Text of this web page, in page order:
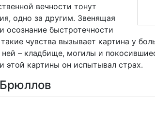
вечности тонут
одно за другим. Звенящая
осознание быстротечности
чувства вызывает картина у
– кладбище, могилы и
этой картины он испытывал страх.